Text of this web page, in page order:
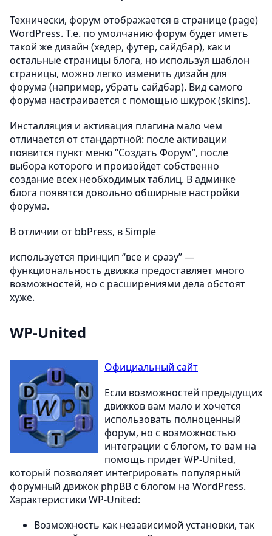
Технически, форум отображается в странице (page)
WordPress. Т.е. по умолчанию форум будет иметь
такой же дизайн (хедер, футер, сайдбар), как и
остальные страницы блога, но используя шаблон
страницы, можно легко изменить дизайн для
форума (например, убрать сайдбар). Вид самого
форума настраивается с помощью шкурок (skins).
Инсталляция и активация плагина мало чем
отличается от стандартной: после активации
появится пункт меню “Создать Форум”, после
выбора которого и произойдет собственно
создание всех необходимых таблиц. В админке
блога появятся довольно обширные настройки
форума.
В отличии от bbPress, в Simple
используется принцип “все и сразу” —
функциональность движка предоставляет много
возможностей, но с расширениями дела обстоят
хуже.
WP-United
Официальный сайт
Если возможностей предыдущих
движков вам мало и хочется
использовать полноценный
форум, но с возможностью
интеграции с блогом, то вам на
помощь придет WP-United,
который позволяет интегрировать популярный
форумный движок phpBB с блогом на WordPress.
Характеристики WP-United:
Возможность как независимой установки, так